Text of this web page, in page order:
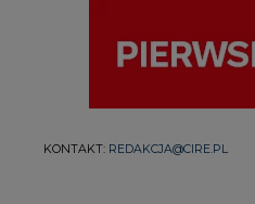
KONTAKT: REDAKCJA@CIRE.PL